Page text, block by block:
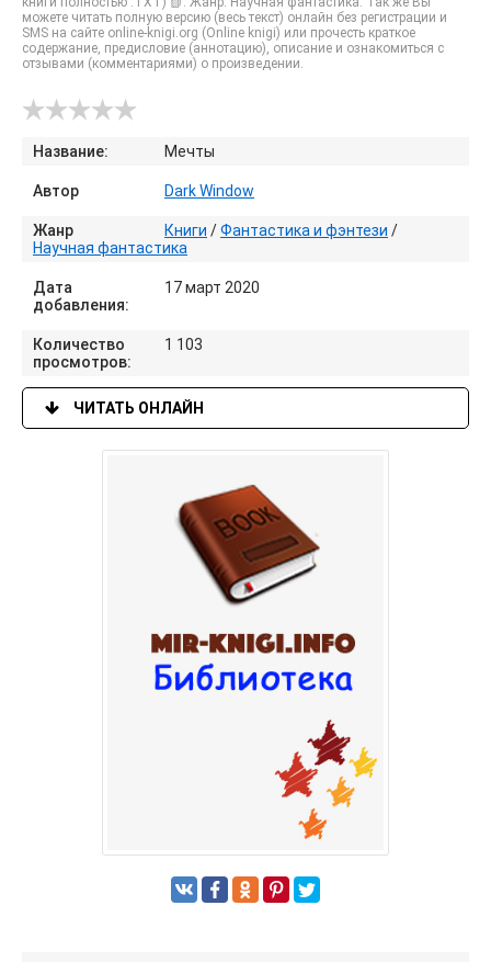
можете читать полную версию (весь текст) онлайн без регистрации и
SMS на сайте online-knigi.org (Online knigi) или прочесть краткое
содержание, предисловие (аннотацию), описание и ознакомиться с
отзывами (комментариями) о произведении.
Название: Мечты
Автор Dark Window
Жанр Книги /Фантастика и фэнтези /
Научная фантастика
Дата
добавления:
17 март 2020
Количество
просмотров:
1 103
ЧИТАТЬ ОНЛАЙН